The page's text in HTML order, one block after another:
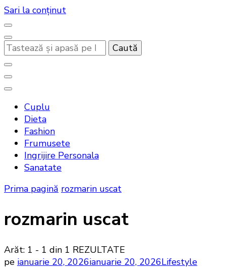
Sari la conținut
Cauți
ceva?
Bandoux
Cuplu
Dieta
Fashion
Frumusete
Ingrijire Personala
Sanatate
Prima pagină rozmarin uscat
rozmarin uscat
Arăt: 1 - 1 din 1 REZULTATE
pe ianuarie 20, 2026ianuarie 20, 2026Lifestyle